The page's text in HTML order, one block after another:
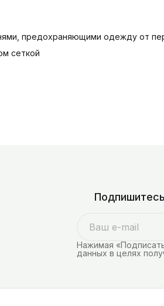
предохраняющими одежду от
сеткой
Нажимая
данных в целях